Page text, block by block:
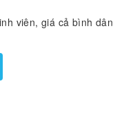
viên, giá cả bình dân